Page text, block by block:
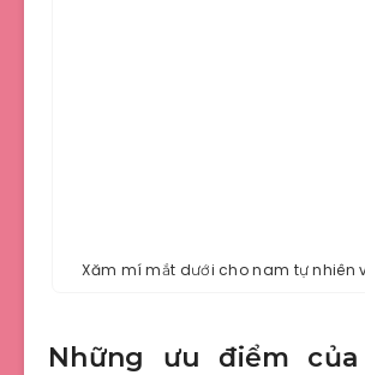
Xăm mí mắt dưới cho nam tự nhiên
Những ưu điểm